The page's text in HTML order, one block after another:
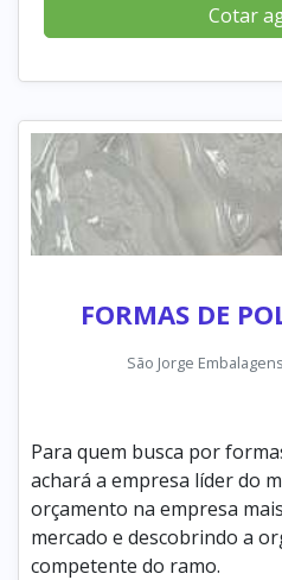
Cotar
FORMAS DE
São Jorge
Para quem busca por
achará a empresa líder do
orçamento na empresa
mercado e descobrindo a
competente do ramo.